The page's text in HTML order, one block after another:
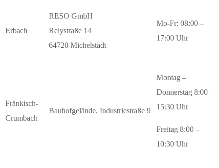
Erbach
RESO GmbH
Relystraße 14
64720 Michelstadt
Mo-Fr: 08:00 –
17:00 Uhr
Fränkisch-
Crumbach
Bauhofgelände, Industriestraße 9
Montag –
Donnerstag 8:00 –
15:30 Uhr
Freitag 8:00 –
10:30 Uhr